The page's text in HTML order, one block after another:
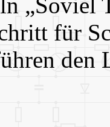
für
den